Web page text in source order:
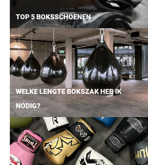
TOP 5 BOKSSCHOENEN
WELKE LENGTE BOKSZAK HEB IK
NODIG?